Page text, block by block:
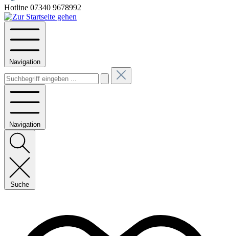
Hotline 07340 9678992
Navigation
Navigation
Suche